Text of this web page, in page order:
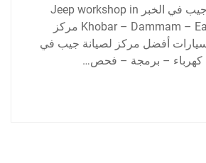
الشرقية ورشة جيب في الخبر Jeep workshop in
Khobar – Dammam – Eastern Province مركز
السيارات أفضل مركز لصيانة جيب في
– كهرباء – برمجة – فحص…